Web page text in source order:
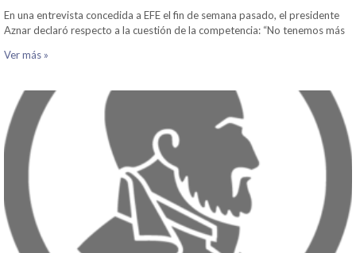
En una entrevista concedida a EFE el fin de semana pasado, el presidente
Aznar declaró respecto a la cuestión de la competencia: “No tenemos más
Ver más »